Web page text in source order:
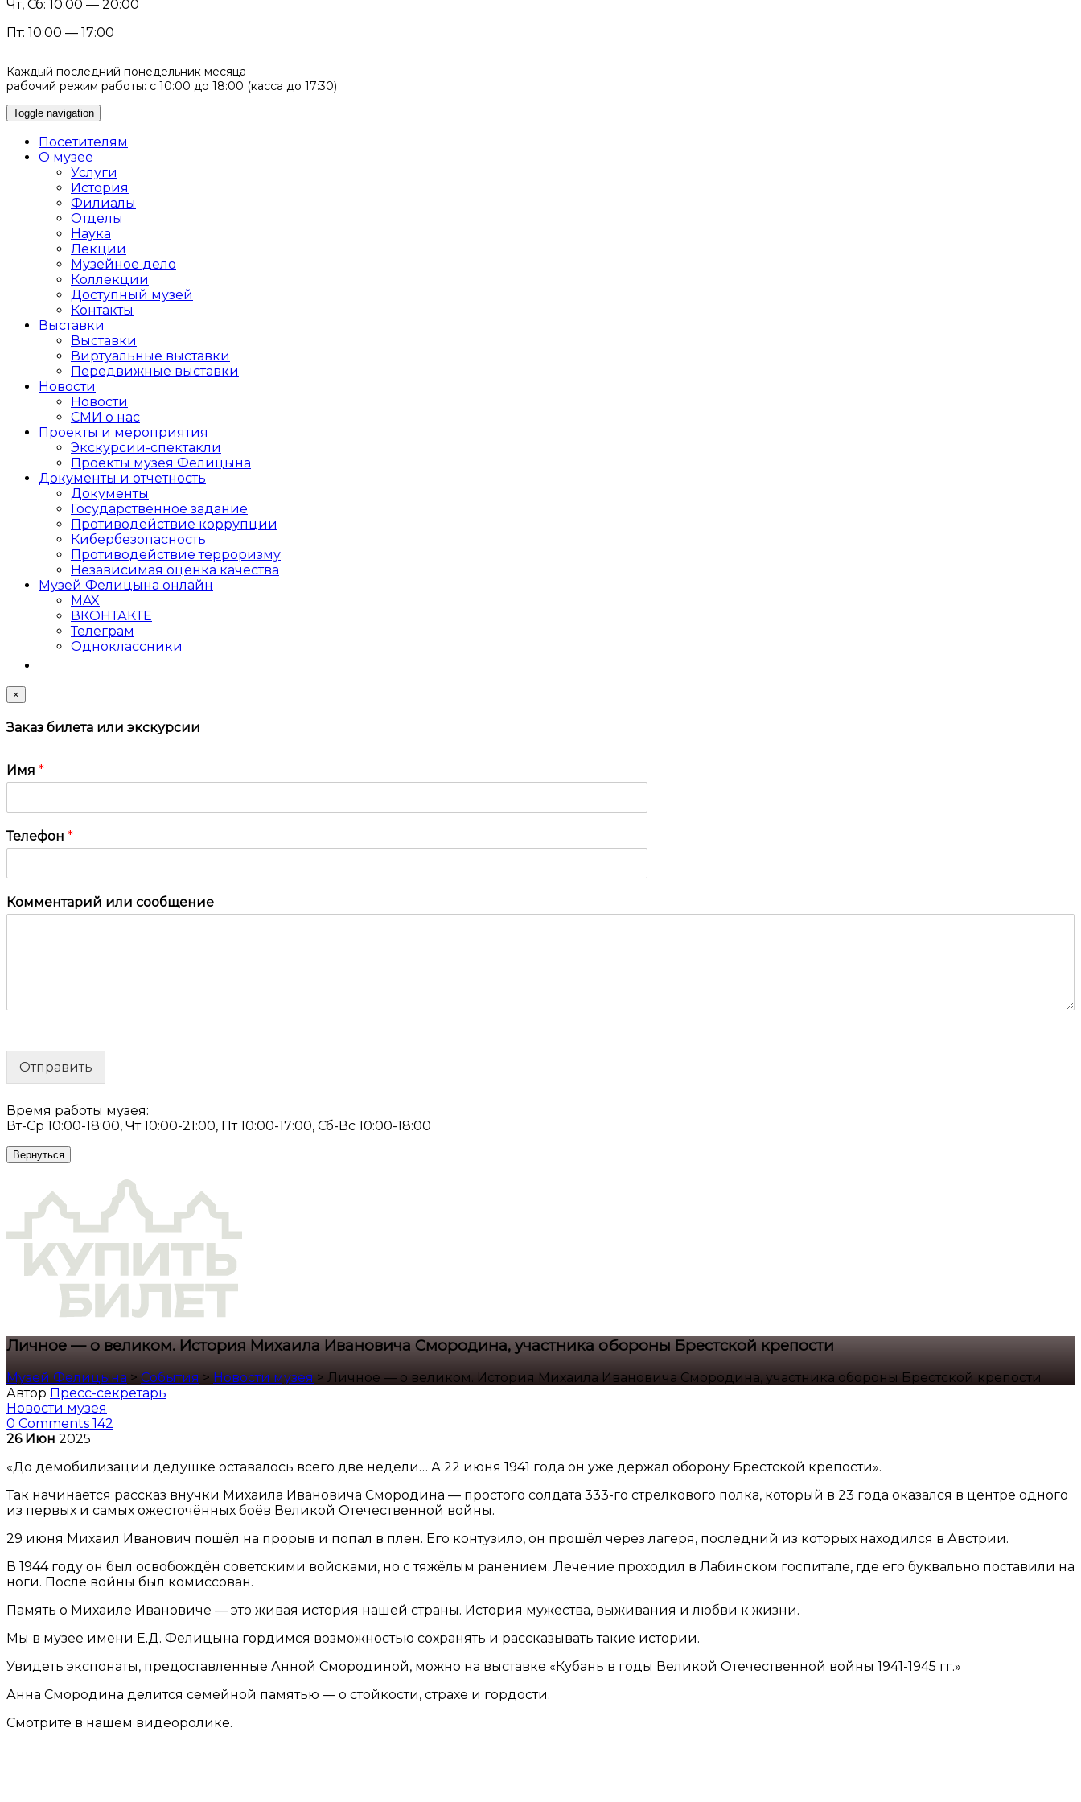
Чт, Сб: 10:00 — 20:00
Пт: 10:00 — 17:00
Каждый последний понедельник месяца
рабочий режим работы: с 10:00 до 18:00 (касса до 17:30)
Toggle navigation
Посетителям
О музее
Услуги
История
Филиалы
Отделы
Наука
Лекции
Музейное дело
Коллекции
Доступный музей
Контакты
Выставки
Выставки
Виртуальные выставки
Передвижные выставки
Новости
Новости
СМИ о нас
Проекты и мероприятия
Экскурсии-спектакли
Проекты музея Фелицына
Документы и отчетность
Документы
Государственное задание
Противодействие коррупции
Кибер­безопасность
Противодействие терроризму
Независимая оценка качества
Музей Фелицына онлайн
MAX
ВКОНТАКТЕ
Телеграм
Одноклассники
×
Заказ билета или экскурсии
Имя *
Телефон *
Комментарий или сообщение
Отправить
Время работы музея:
Вт-Ср 10:00-18:00, Чт 10:00-21:00, Пт 10:00-17:00, Сб-Вс 10:00-18:00
Вернуться
Личное — о великом. История Михаила Ивановича Смородина, участника обороны Брестской крепости
Музей Фелицына > События > Новости музея > Личное — о великом. История Михаила Ивановича Смородина, участника обороны Брестской крепости
Автор Пресс-секретарь
Новости музея
0 Comments 142
26 Июн 2025
«До демобилизации дедушке оставалось всего две недели… А 22 июня 1941 года он уже держал оборону Брестской крепости».
Так начинается рассказ внучки Михаила Ивановича Смородина — простого солдата 333-го стрелкового полка, который в 23 года оказался в центре одного
из первых и самых ожесточённых боёв Великой Отечественной войны.
29 июня Михаил Иванович пошёл на прорыв и попал в плен. Его контузило, он прошёл через лагеря, последний из которых находился в Австрии.
В 1944 году он был освобождён советскими войсками, но с тяжёлым ранением. Лечение проходил в Лабинском госпитале, где его буквально поставили на
ноги. После войны был комиссован.
Память о Михаиле Ивановиче — это живая история нашей страны. История мужества, выживания и любви к жизни.
Мы в музее имени Е.Д. Фелицына гордимся возможностью сохранять и рассказывать такие истории.
Увидеть экспонаты, предоставленные Анной Смородиной, можно на выставке «Кубань в годы Великой Отечественной войны 1941-1945 гг.»
Анна Смородина делится семейной памятью — о стойкости, страхе и гордости.
Смотрите в нашем видеоролике.